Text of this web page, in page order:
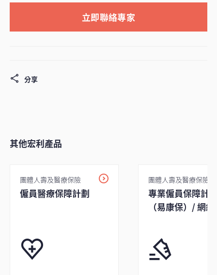
立即聯絡專家
分享
其他宏利產品
團體人壽及醫療保險
僱員醫療保障計劃
團體人壽及醫療保險
專業僱員保障計
（易康保）/ 網